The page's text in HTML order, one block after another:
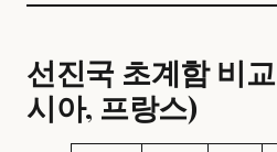
선진국 초계함 비
시아, 프랑스)